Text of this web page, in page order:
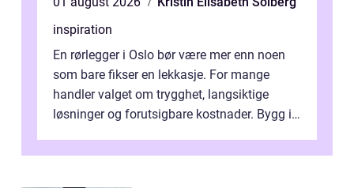
inspiration
En rørlegger i Oslo bør være mer enn noen
som bare fikser en lekkasje. For mange
handler valget om trygghet, langsiktige
løsninger og forutsigbare kostnader. Bygg i